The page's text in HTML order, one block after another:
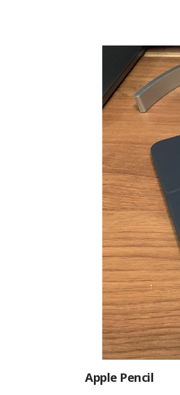
Apple Pencil